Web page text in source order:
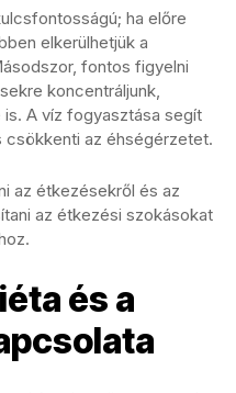
ha előre
elkerülhetjük a
fontos figyelni
koncentráljunk,
A víz fogyasztása segít
csökkenti az éhségérzetet.
az étkezésekről és az
az étkezési szokásokat
és a